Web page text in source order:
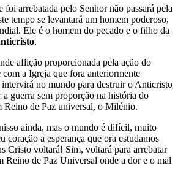
foi arrebatada pelo Senhor não passará pela
tempo se levantará um homem poderoso,
Ele é o homem do pecado e o filho da
.
aflição proporcionada pela ação do
a Igreja que fora anteriormente
intervirá no mundo para destruir o Anticristo
a guerra sem proporção na história do
Reino de Paz universal, o Milénio.
ainda, mas o mundo é difícil, muito
coração a esperança que ora estudamos
Cristo voltará! Sim, voltará para arrebatar
Reino de Paz Universal onde a dor e o mal